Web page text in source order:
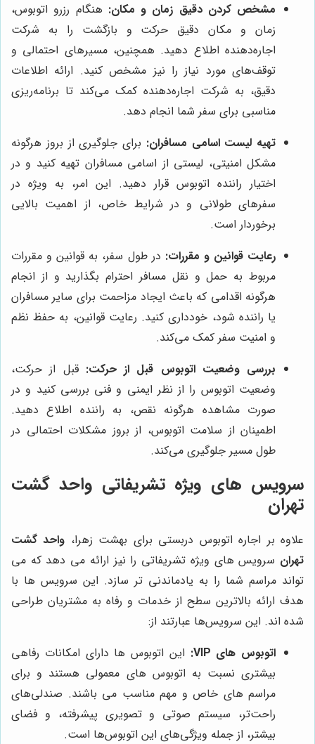
مشخص کردن دقیق زمان و مکان: هنگام رزرو اتوبوس،
زمان و مکان دقیق حرکت و بازگشت را به شرکت
اجاره‌دهنده اطلاع دهید. همچنین، مسیرهای احتمالی و
توقف‌های مورد نیاز را نیز مشخص کنید. ارائه اطلاعات
دقیق، به شرکت اجاره‌دهنده کمک می‌کند تا برنامه‌ریزی
مناسبی برای سفر شما انجام دهد.
تهیه لیست اسامی مسافران: برای جلوگیری از بروز هرگونه
مشکل امنیتی، لیستی از اسامی مسافران تهیه کنید و در
اختیار راننده اتوبوس قرار دهید. این امر، به ویژه در
سفرهای طولانی و در شرایط خاص، از اهمیت بالایی
برخوردار است.
رعایت قوانین و مقررات: در طول سفر، به قوانین و مقررات
مربوط به حمل و نقل مسافر احترام بگذارید و از انجام
هرگونه اقدامی که باعث ایجاد مزاحمت برای سایر مسافران
یا راننده شود، خودداری کنید. رعایت قوانین، به حفظ نظم
و امنیت سفر کمک می‌کند.
بررسی وضعیت اتوبوس قبل از حرکت: قبل از حرکت،
وضعیت اتوبوس را از نظر ایمنی و فنی بررسی کنید و در
صورت مشاهده هرگونه نقص، به راننده اطلاع دهید.
اطمینان از سلامت اتوبوس، از بروز مشکلات احتمالی در
طول مسیر جلوگیری می‌کند.
سرویس های ویژه تشریفاتی واحد گشت
تهران
علاوه بر اجاره اتوبوس دربستی برای بهشت زهرا، واحد گشت
تهران سرویس های ویژه تشریفاتی را نیز ارائه می دهد که می
تواند مراسم شما را به یادماندنی تر سازد. این سرویس ها با
هدف ارائه بالاترین سطح از خدمات و رفاه به مشتریان طراحی
شده اند. این سرویس‌ها عبارتند از:
اتوبوس های VIP:
این اتوبوس ها دارای امکانات رفاهی
بیشتری نسبت به اتوبوس های معمولی هستند و برای
مراسم های خاص و مهم مناسب می باشند. صندلی‌های
راحت‌تر، سیستم صوتی و تصویری پیشرفته، و فضای
بیشتر، از جمله ویژگی‌های این اتوبوس‌ها است.